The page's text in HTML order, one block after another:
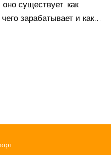
существует, как
зарабатывает и какие